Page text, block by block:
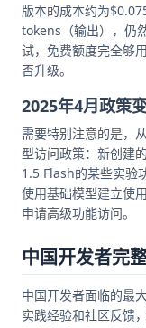
版本的成本约为
tokens（输出），仍
试，免费额度完全够
否升级。
2025年4月政策
需要特别注意的是，
型访问政策：新创建
1.5 Flash的某些实验
使用基础模型建立使
申请高级功能访问。
中国开发者完
中国开发者面临的最
实践经验和社区反馈